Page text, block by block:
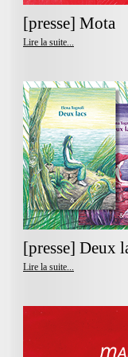
[presse] Mota
Lire la suite...
[presse] Deux
Lire la suite...